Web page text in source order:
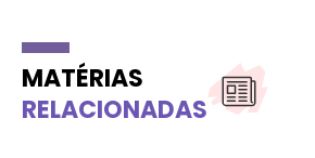
MATÉRIAS
RELACIONADAS